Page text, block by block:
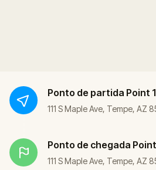
Ponto de partida Point 1
111 S Maple Ave, Tempe, AZ
Ponto de chegada
111 S Maple Ave, Tempe, AZ